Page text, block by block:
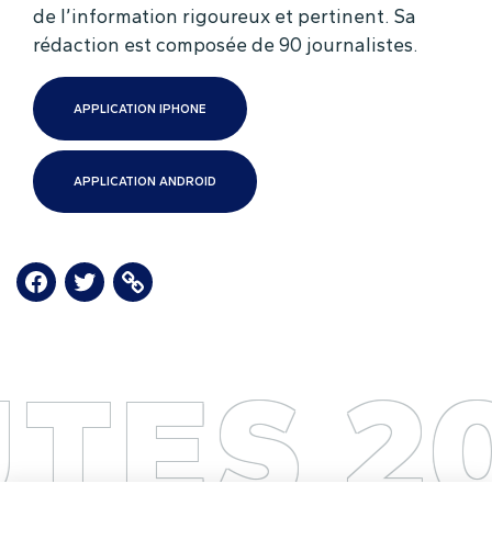
de l’information rigoureux et pertinent. Sa
rédaction est composée de 90 journalistes.
APPLICATION IPHONE
APPLICATION ANDROID